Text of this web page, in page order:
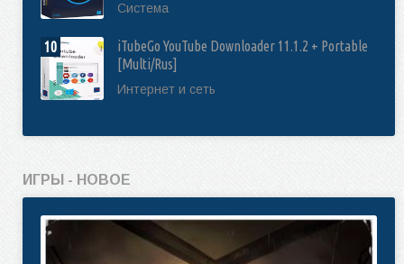
Система
10
iTubeGo YouTube Downloader 11.1.2 + Portable
[Multi/Rus]
Интернет и сеть
ИГРЫ - НОВОЕ